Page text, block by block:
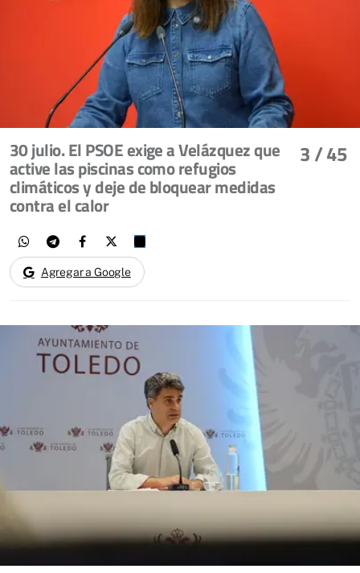
3/ 45
30 julio. El PSOE exige a Velázquez que
active las piscinas como refugios
climáticos y deje de bloquear medidas
contra el calor
Agregar a Google